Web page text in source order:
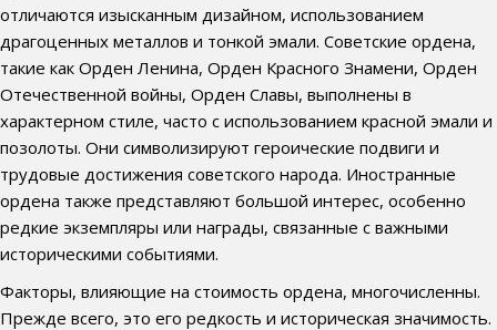
отличаются изысканным дизайном, использованием
драгоценных металлов и тонкой эмали. Советские ордена,
такие как Орден Ленина, Орден Красного Знамени, Орден
Отечественной войны, Орден Славы, выполнены в
характерном стиле, часто с использованием красной эмали и
позолоты. Они символизируют героические подвиги и
трудовые достижения советского народа. Иностранные
ордена также представляют большой интерес, особенно
редкие экземпляры или награды, связанные с важными
историческими событиями.
Факторы, влияющие на стоимость ордена, многочисленны.
Прежде всего, это его редкость и историческая значимость.